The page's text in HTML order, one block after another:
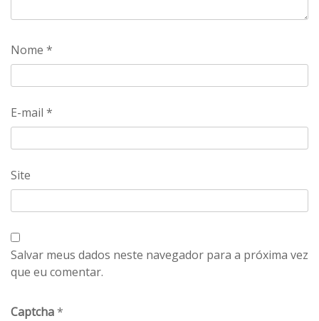
Nome *
E-mail *
Site
Salvar meus dados neste navegador para a próxima vez
que eu comentar.
Captcha*